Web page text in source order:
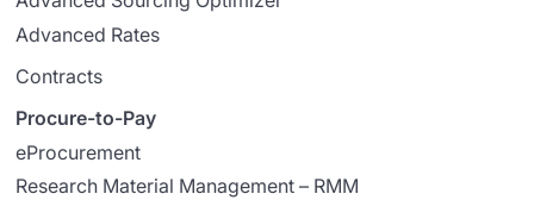
Advanced Rates
Contracts
Procure-to-Pay
eProcurement
Research Material Management – RMM